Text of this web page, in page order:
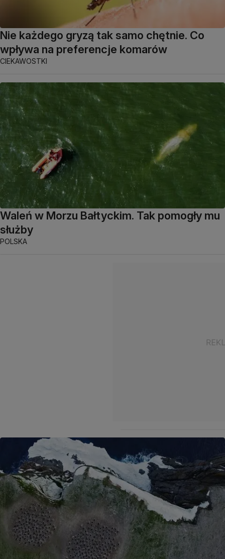
Nie każdego gryzą tak samo chętnie. Co
wpływa na preferencje komarów
CIEKAWOSTKI
Waleń w Morzu Bałtyckim. Tak pomogły mu
służby
POLSKA